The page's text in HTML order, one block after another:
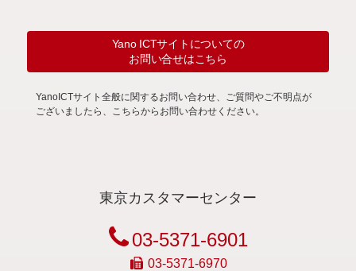
Yano ICTサイトについての
お問い合せはこちら
YanoICTサイト全般に関するお問い合わせ、ご質問やご不明点が
ございましたら、こちらからお問い合わせください。
東京カスタマーセンター
03-5371-6901
03-5371-6970